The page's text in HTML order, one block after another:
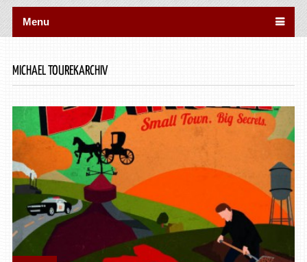
Menu
MICHAEL TOUREKARCHIV